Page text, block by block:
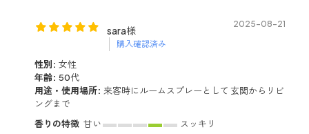
sara様
購入確認済み
2025-08-21
性別: 女性
年齢: 50代
用途・使用場所: 来客時にルームスプレーとして 玄関からリビ
ングまで
香りの特徴 甘い
スッキリ